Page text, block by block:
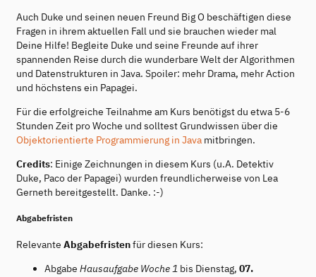
Auch Duke und seinen neuen Freund Big O beschäftigen diese
Fragen in ihrem aktuellen Fall und sie brauchen wieder mal
Deine Hilfe! Begleite Duke und seine Freunde auf ihrer
spannenden Reise durch die wunderbare Welt der Algorithmen
und Datenstrukturen in Java. Spoiler: mehr Drama, mehr Action
und höchstens ein Papagei.
Für die erfolgreiche Teilnahme am Kurs benötigst du etwa 5-6
Stunden Zeit pro Woche und solltest Grundwissen über die
Objektorientierte Programmierung in Java mitbringen.
Credits: Einige Zeichnungen in diesem Kurs (u.A. Detektiv
Duke, Paco der Papagei) wurden freundlicherweise von Lea
Gerneth bereitgestellt. Danke. :-)
Abgabefristen
Relevante Abgabefristenfür diesen Kurs:
Abgabe Hausaufgabe Woche 1 bis Dienstag, 07.